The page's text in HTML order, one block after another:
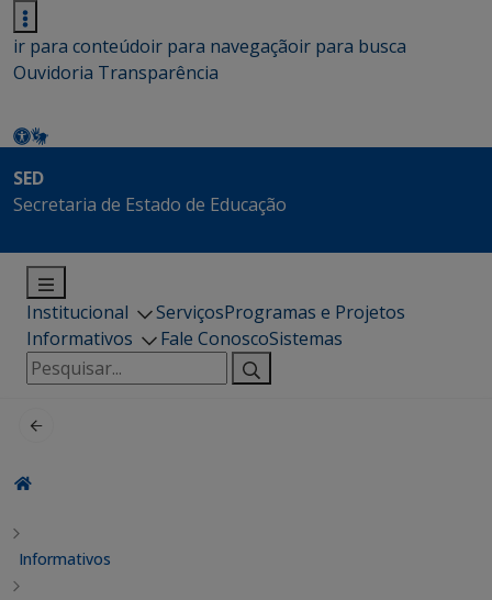
ir para conteúdoir para navegaçãoir para busca
Ouvidoria Transparência
SED
Secretaria de Estado de Educação
Institucional ServiçosProgramas e Projetos
Informativos
Fale ConoscoSistemas
Pesquisar
por:
Informativos